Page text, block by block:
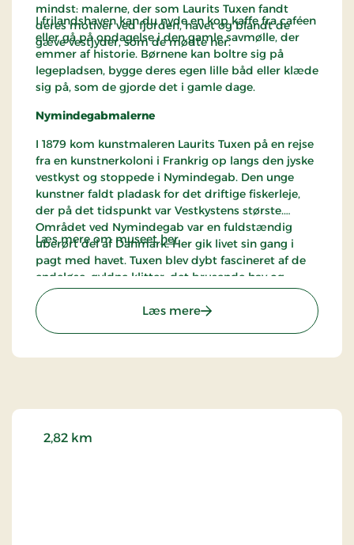
mindst: malerne, der som Laurits Tuxen fandt
deres motiver ved fjorden, havet og blandt de
gæve vestjyder, som de mødte her.
I frilandshaven kan du nyde en kop kaffe fra caféen
eller gå på opdagelse i den gamle savmølle, der
emmer af historie. Børnene kan boltre sig på
legepladsen, bygge deres egen lille båd eller klæde
sig på, som de gjorde det i gamle dage.
Nymindegabmalerne
I 1879 kom kunstmaleren Laurits Tuxen på en rejse
fra en kunstnerkoloni i Frankrig op langs den jyske
vestkyst og stoppede i Nymindegab. Den unge
kunstner faldt pladask for det driftige fiskerleje,
der på det tidspunkt var Vestkystens største.
Området ved Nymindegab var en fuldstændig
uberørt del af Danmark. Her gik livet sin gang i
pagt med havet. Tuxen blev dybt fascineret af de
endeløse, gyldne klitter, det brusende hav og
lokalbefolkningen. For en kunstner på jagt efter
motiver var det et magisk sted at lande. Siden
vendte Laurits Tuxen tilbage til området igen og
Nymindegabmalerne, som tiltrak kunstnere fra
Læs mere om museether
Læs mere: Nymindegab Museum
2,82 km